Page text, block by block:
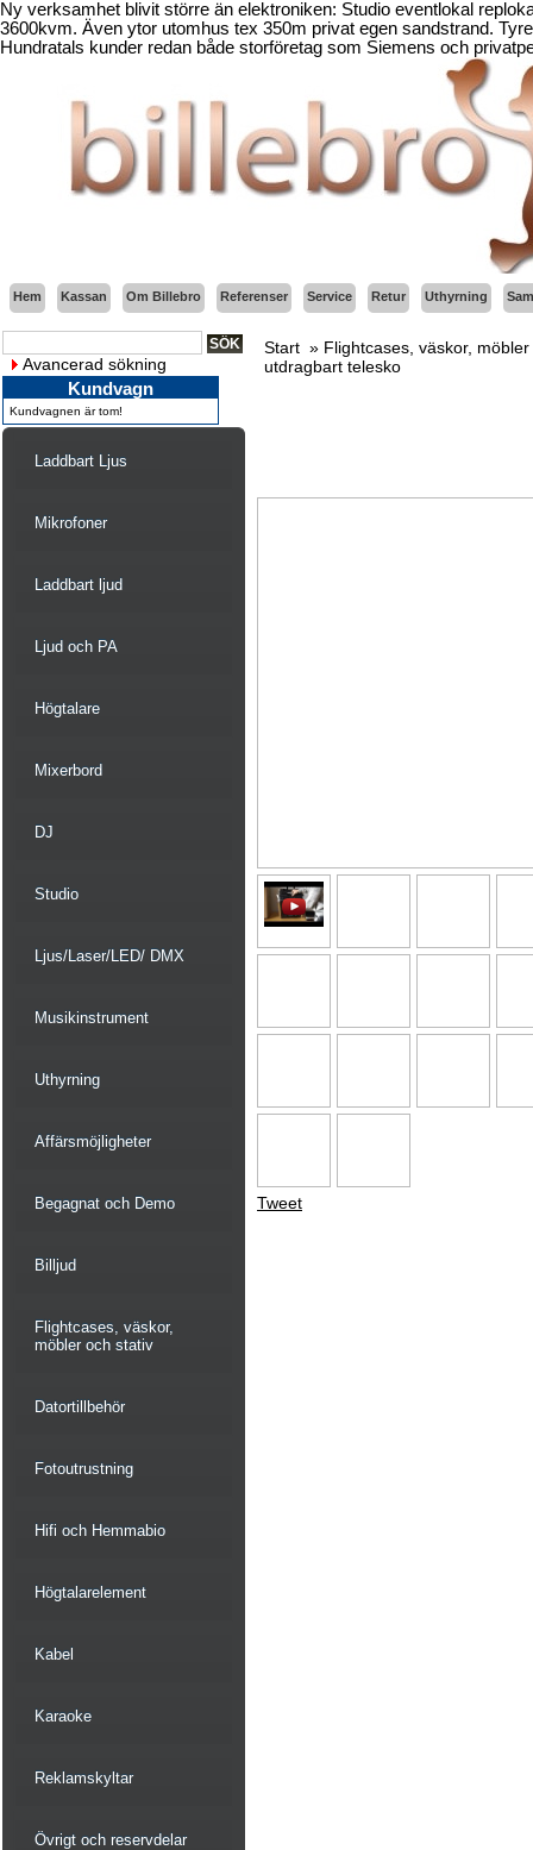
Ny verksamhet blivit större än elektroniken: Studio eventlokal
3600kvm. Även ytor utomhus tex 350m privat egen sandstrand.
Hundratals kunder redan både storföretag som Siemens och
Hem Kassan Om Billebro Referenser Service Retur Uthyrning
Avancerad sökning
Kundvagn
Kundvagnen är tom!
Laddbart Ljus
Mikrofoner
Laddbart ljud
Ljud och PA
Högtalare
Mixerbord
DJ
Studio
Ljus/Laser/LED/ DMX
Musikinstrument
Uthyrning
Affärsmöjligheter
Begagnat och Demo
Billjud
Flightcases, väskor,
möbler och stativ
Datortillbehör
Fotoutrustning
Hifi och Hemmabio
Högtalarelement
Kabel
Karaoke
Reklamskyltar
Övrigt och reservdelar
Start » Flightcases, väskor,
utdragbart telesko
Tweet